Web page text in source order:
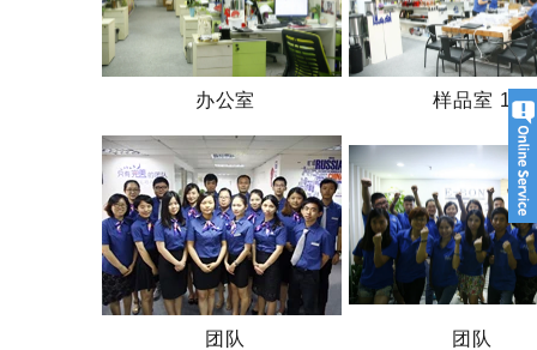
办公室 样品室 1
团队 团队